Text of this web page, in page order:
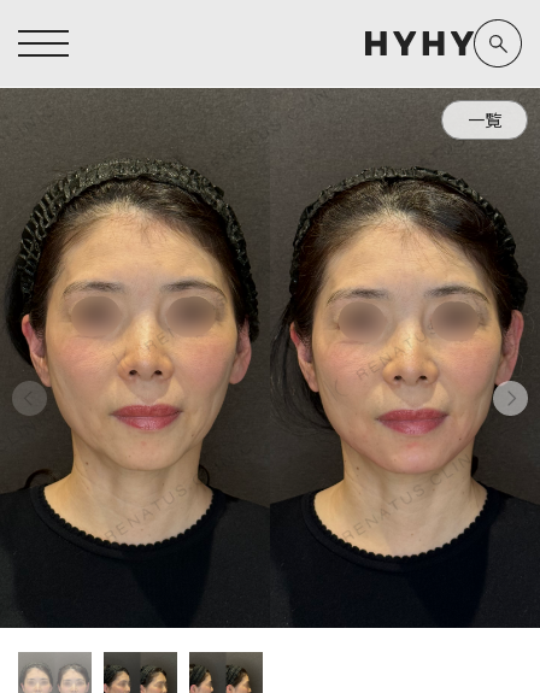
ヒアルロン酸注入症例一覧
医療脱毛症例一覧
アートメイク症例一覧
クリニック一覧
医師一覧
看護師一覧
新着情報
運営元情報
よくあるご質問
お問い合わせ
プライバシーポリシー
未成年の方へ
コラム
ヒアルロン酸注入 医療脱毛
Doctor
担当医師から探す
副田 周
高橋 希
東山 麻伊子
松村 仁
泉 洋平
阿部 竜介
Preparation
製剤から探す
ザーフ(XERF)
ボラックス
ボリフト
レナトゥスヒアルロン酸
ダイヤモンドフィール/ピ
一覧